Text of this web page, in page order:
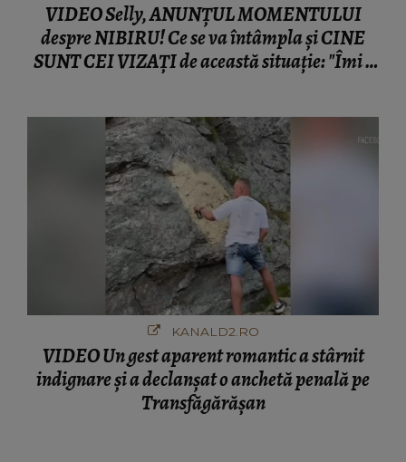
VIDEO Selly, ANUNȚUL MOMENTULUI
despre NIBIRU! Ce se va întâmpla și CINE
SUNT CEI VIZAȚI de această situație: "Îmi e
KANALD2.RO
VIDEO Un gest aparent romantic a stârnit
indignare și a declanșat o anchetă penală pe
Transfăgărășan